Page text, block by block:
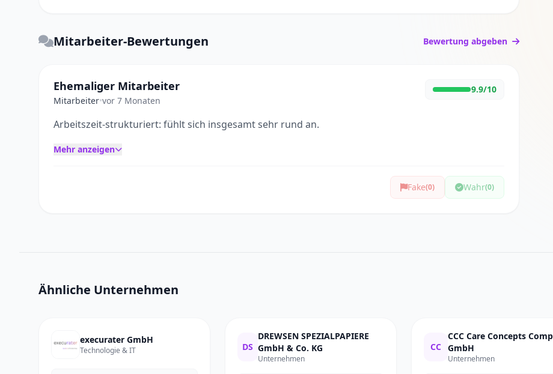
Mitarbeiter-Bewertungen Bewertung abgeben
Ehemaliger Mitarbeiter
Mitarbeiter•vor 7 Monaten
9.9/10
Arbeitszeit-strukturiert: fühlt sich insgesamt sehr rund an.
Mehr anzeigen
Fake(0) Wahr(0)
Ähnliche Unternehmen
execurater GmbH
Technologie & IT DS
DREWSEN SPEZIALPAPIERE
GmbH & Co. KG
Unternehmen
CC
CCC Care Concepts
GmbH
Unternehmen